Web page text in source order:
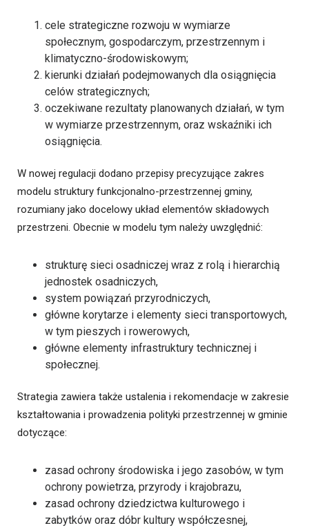
cele strategiczne rozwoju w wymiarze
społecznym, gospodarczym, przestrzennym i
klimatyczno-środowiskowym;
kierunki działań podejmowanych dla osiągnięcia
celów strategicznych;
oczekiwane rezultaty planowanych działań, w tym
w wymiarze przestrzennym, oraz wskaźniki ich
osiągnięcia.
W nowej regulacji dodano przepisy precyzujące zakres
modelu struktury funkcjonalno-przestrzennej gminy,
rozumiany jako docelowy układ elementów składowych
przestrzeni. Obecnie w modelu tym należy uwzględnić:
strukturę sieci osadniczej wraz z rolą i hierarchią
jednostek osadniczych,
system powiązań przyrodniczych,
główne korytarze i elementy sieci transportowych,
w tym pieszych i rowerowych,
główne elementy infrastruktury technicznej i
społecznej.
Strategia zawiera także ustalenia i rekomendacje w zakresie
kształtowania i prowadzenia polityki przestrzennej w gminie
dotyczące:
zasad ochrony środowiska i jego zasobów, w tym
ochrony powietrza, przyrody i krajobrazu,
zasad ochrony dziedzictwa kulturowego i
zabytków oraz dóbr kultury współczesnej,